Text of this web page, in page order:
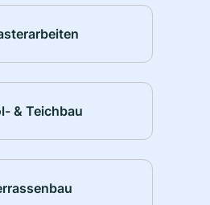
& Teichbau